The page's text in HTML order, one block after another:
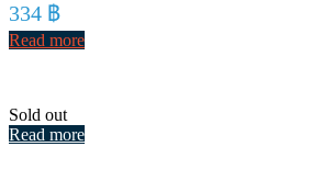
334 ฿
Read more
Sold out
Read more